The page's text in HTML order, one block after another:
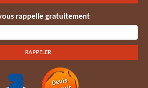
rappelle gratuitement